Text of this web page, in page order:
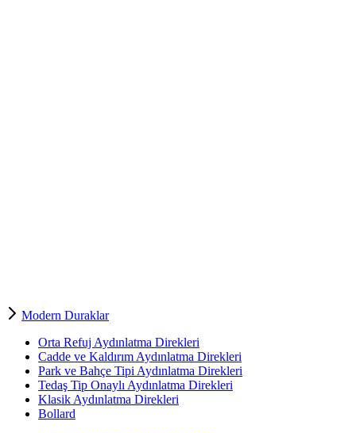
Modern Duraklar
Orta Refuj Aydınlatma Direkleri
Cadde ve Kaldırım Aydınlatma Direkleri
Park ve Bahçe Tipi Aydınlatma Direkleri
Tedaş Tip Onaylı Aydınlatma Direkleri
Klasik Aydınlatma Direkleri
Bollard